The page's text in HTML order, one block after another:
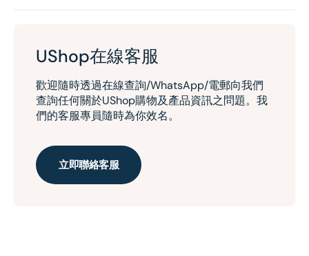
UShop在線客服
歡迎隨時透過在線查詢/WhatsApp/電郵向我們
查詢任何關於UShop購物及產品資訊之問題。我
們的客服專員隨時為你效名。
立即聯絡客服